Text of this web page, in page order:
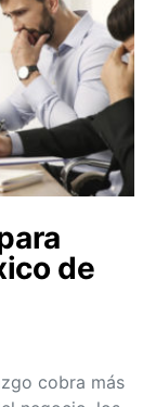
de
cobra más